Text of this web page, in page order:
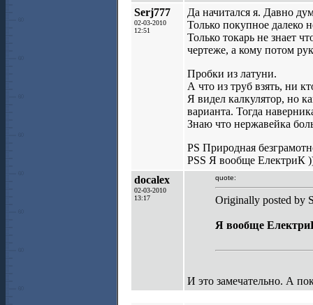
Serj777
02-03-2010
12:51
Да начитался я. Давно
Только покупное далеко
Только токарь не знает
чертеже, а кому потом
Пробки из латуни.
А что из труб взять, ни
Я видел калкулятор, но
варианта. Тогда
Знаю что нержавейка
PS Природная
PSS Я вообще ЕлектриК
docalex
02-03-2010
13:17
quote:
Originally posted by
Я вообще
И это замечательно. А